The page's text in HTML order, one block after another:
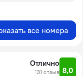
все номера
Отлично
131 отзыв 8,0